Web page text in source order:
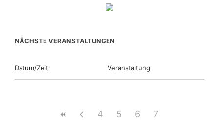
NÄCHSTE VERANSTALTUNGEN
Datum/Zeit Veranstaltung
4 5 6 7